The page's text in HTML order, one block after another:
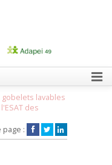
FAIRE UN DON
gobelets lavables
des
page :